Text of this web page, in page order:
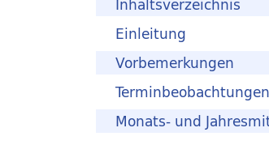
Inhaltsverzeichnis
Einleitung
Vorbemerkungen
Monats- und